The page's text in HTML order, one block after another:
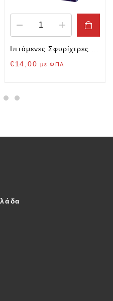
€14,00 με ΦΠΑ